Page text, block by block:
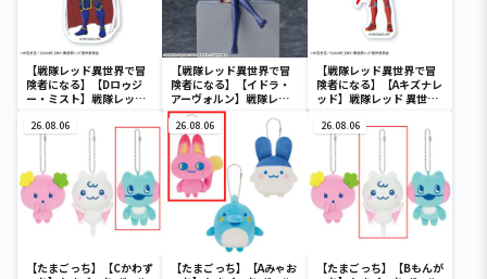
【戦隊レッド異世界で冒
険者になる】【Dロゥジ
ー・ミスト】戦隊レッド
アクリルキーチェーン
（EX）
【戦隊レッド異世界で冒
険者になる】【イドラ・
アーヴォルン】戦隊レッ
ド 異世界で冒険者にな
る ちょこのせ [PM]フ
ィギュア“イドラ・アーヴ
ォルン”
【戦隊レッド異世界で冒
険者になる】【Aキズナレ
ッド】戦隊レッド 異世界
ルキーチェーン（EX）
26.08.06
【たまごっち】【Cかわず
26.08.06
【たまごっち】【Aみゃお
26.08.06
【たまごっち】【Bもんが